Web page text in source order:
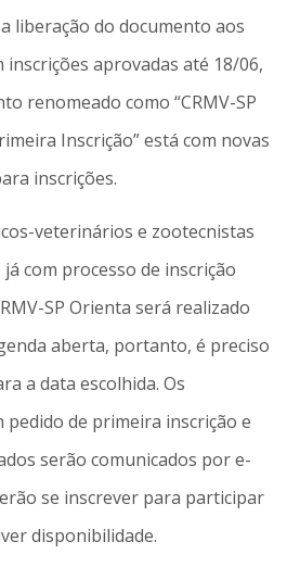
liberação do documento aos
aprovadas até 18/06,
renomeado como “CRMV-SP
Inscrição” está com novas
inscrições.
veterinários e zootecnistas
com processo de inscrição
SP Orienta será realizado
aberta, portanto, é preciso
a data escolhida. Os
pedido de primeira inscrição e
serão comunicados por e-
se inscrever para participar
disponibilidade.